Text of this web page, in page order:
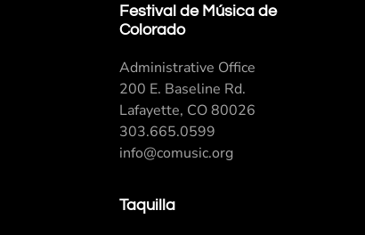
Festival de Música de
Colorado
Administrative Office
200 E. Baseline Rd.
Lafayette, CO 80026
303.665.0599
info@comusic.org
Taquilla